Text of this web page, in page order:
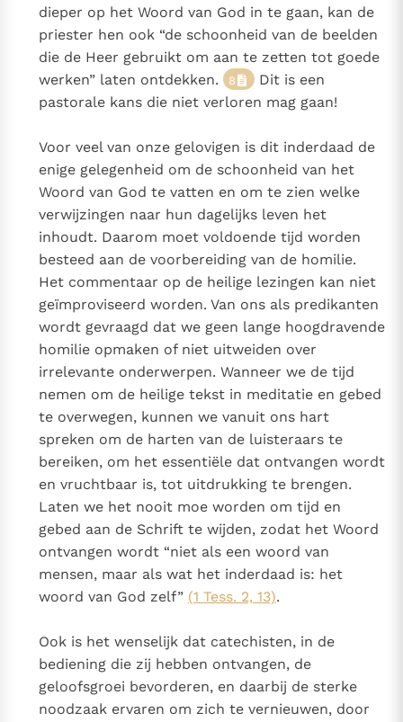
dieper op het Woord van God in te gaan, kan de
priester hen ook “de schoonheid van de beelden
die de Heer gebruikt om aan te zetten tot goede
werken” laten ontdekken.
8
Dit is een
pastorale kans die niet verloren mag gaan!
Voor veel van onze gelovigen is dit inderdaad de
enige gelegenheid om de schoonheid van het
Woord van God te vatten en om te zien welke
verwijzingen naar hun dagelijks leven het
inhoudt. Daarom moet voldoende tijd worden
besteed aan de voorbereiding van de homilie.
Het commentaar op de heilige lezingen kan niet
geïmproviseerd worden. Van ons als predikanten
wordt gevraagd dat we geen lange hoogdravende
homilie opmaken of niet uitweiden over
irrelevante onderwerpen. Wanneer we de tijd
nemen om de heilige tekst in meditatie en gebed
te overwegen, kunnen we vanuit ons hart
spreken om de harten van de luisteraars te
bereiken, om het essentiële dat ontvangen wordt
en vruchtbaar is, tot uitdrukking te brengen.
Laten we het nooit moe worden om tijd en
gebed aan de Schrift te wijden, zodat het Woord
ontvangen wordt “niet als een woord van
mensen, maar als wat het inderdaad is: het
woord van God zelf” (1 Tess. 2, 13).
Ook is het wenselijk dat catechisten, in de
bediening die zij hebben ontvangen, de
geloofsgroei bevorderen, en daarbij de sterke
noodzaak ervaren om zich te vernieuwen, door